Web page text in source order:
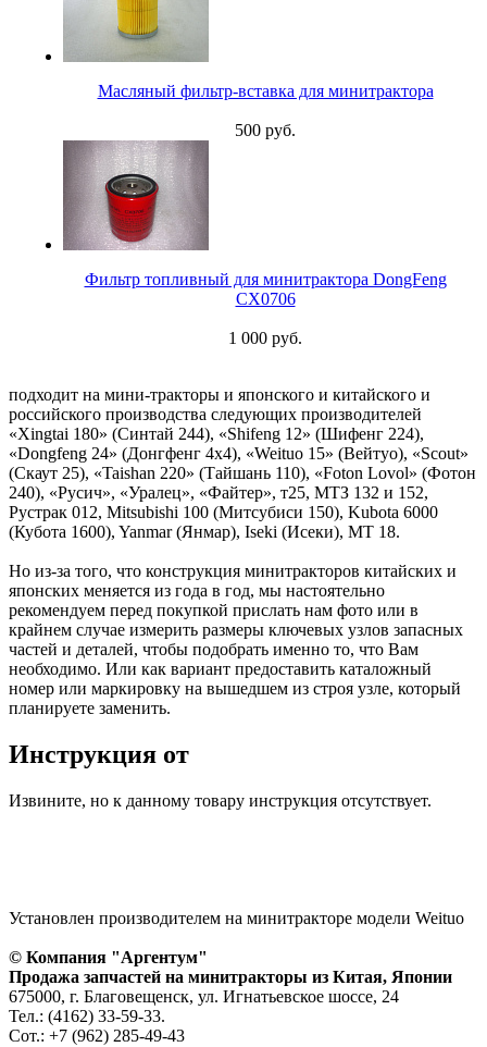
Масляный фильтр-вставка для минитрактора
500 руб.
Фильтр топливный для минитрактора DongFeng
CX0706
1 000 руб.
подходит на мини-тракторы и японского и китайского и
российского производства следующих производителей
«Xingtai 180» (Синтай 244), «Shifeng 12» (Шифенг 224),
«Dongfeng 24» (Донгфенг 4х4), «Weituo 15» (Вейтуо), «Scout»
(Скаут 25), «Taishan 220» (Тайшань 110), «Foton Lovol» (Фотон
240), «Русич», «Уралец», «Файтер», т25, МТЗ 132 и 152,
Рустрак 012, Mitsubishi 100 (Митсубиси 150), Kubota 6000
(Кубота 1600), Yanmar (Янмар), Iseki (Исеки), МТ 18.
Но из-за того, что конструкция минитракторов китайских и
японских меняется из года в год, мы настоятельно
рекомендуем перед покупкой прислать нам фото или в
крайнем случае измерить размеры ключевых узлов запасных
частей и деталей, чтобы подобрать именно то, что Вам
необходимо. Или как вариант предоставить каталожный
номер или маркировку на вышедшем из строя узле, который
планируете заменить.
Инструкция от
Извините, но к данному товару инструкция отсутствует.
Установлен производителем на минитракторе модели Weituo
© Компания "Аргентум"
Продажа запчастей на минитракторы из Китая, Японии
675000, г. Благовещенск, ул. Игнатьевское шоссе, 24
Тел.: (4162) 33-59-33.
Сот.: +7 (962) 285-49-43